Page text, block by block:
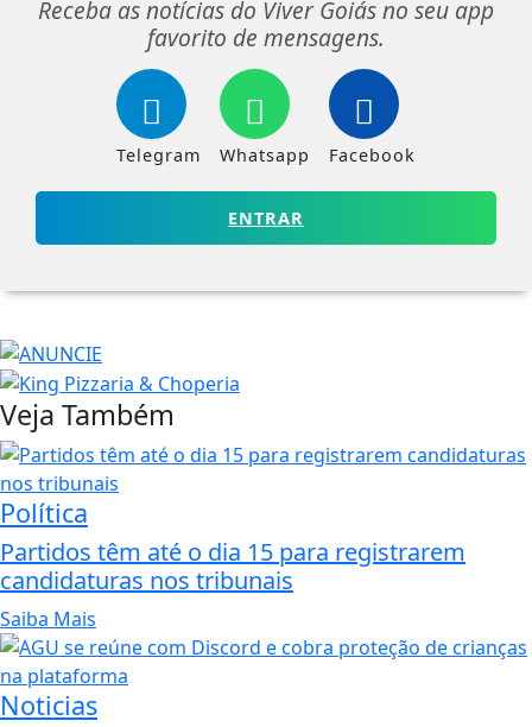
Receba as notícias do Viver Goiás no seu app
favorito de mensagens.
Telegram Whatsapp Facebook
ENTRAR
Veja Também
Política
Partidos têm até o dia 15 para registrarem
candidaturas nos tribunais
Saiba Mais
Noticias